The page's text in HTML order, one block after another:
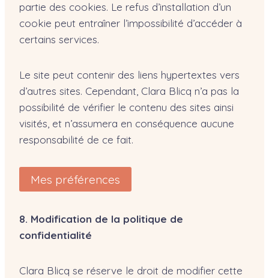
partie des cookies. Le refus d’installation d’un
cookie peut entraîner l’impossibilité d’accéder à
certains services.
Le site peut contenir des liens hypertextes vers
d’autres sites. Cependant, Clara Blicq n’a pas la
possibilité de vérifier le contenu des sites ainsi
visités, et n’assumera en conséquence aucune
responsabilité de ce fait.
Mes préférences
8. Modification de la politique de
confidentialité
Clara Blicq se réserve le droit de modifier cette